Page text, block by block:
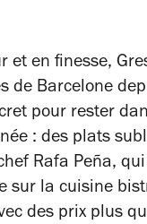
et en finesse,
de Barcelone
pour rester
: des plats
Rafa Peña,
sur la cuisine
des prix plus